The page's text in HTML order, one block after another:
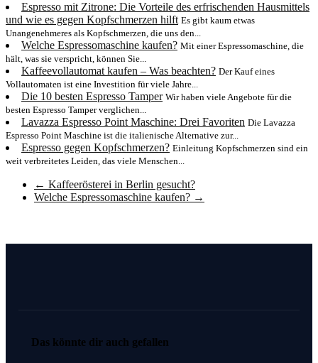
Espresso mit Zitrone: Die Vorteile des erfrischenden Hausmittels
und wie es gegen Kopfschmerzen hilft Es gibt kaum etwas
Unangenehmeres als Kopfschmerzen, die uns den...
Welche Espressomaschine kaufen? Mit einer Espressomaschine, die
hält, was sie verspricht, können Sie...
Kaffeevollautomat kaufen – Was beachten? Der Kauf eines
Vollautomaten ist eine Investition für viele Jahre...
Die 10 besten Espresso Tamper Wir haben viele Angebote für die
besten Espresso Tamper verglichen...
Lavazza Espresso Point Maschine: Drei Favoriten Die Lavazza
Espresso Point Maschine ist die italienische Alternative zur...
Espresso gegen Kopfschmerzen? Einleitung Kopfschmerzen sind ein
weit verbreitetes Leiden, das viele Menschen...
← Kaffeerösterei in Berlin gesucht?
Welche Espressomaschine kaufen? →
Das könnte dir auch gefallen